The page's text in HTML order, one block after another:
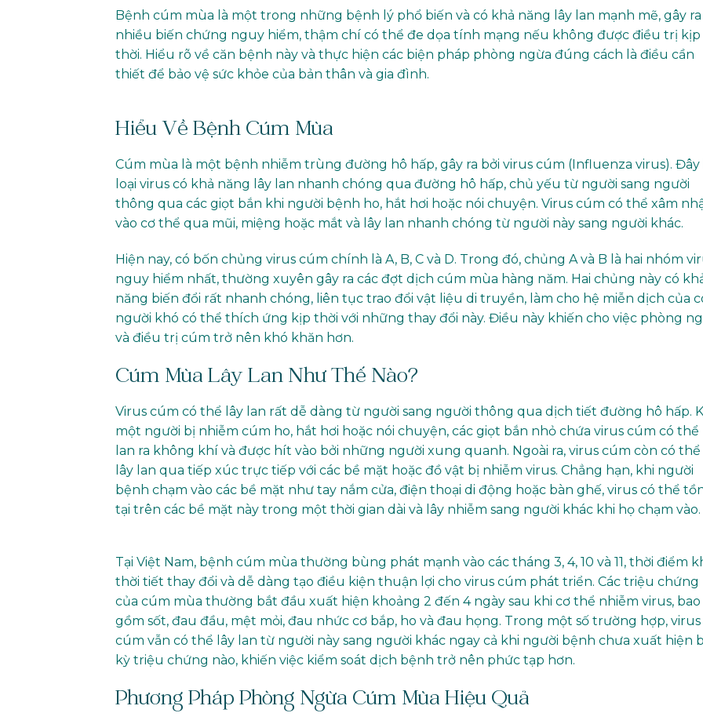
Bệnh cúm mùa là một trong những bệnh lý phổ biến và có khả năng lây lan mạnh mẽ, gây ra
nhiều biến chứng nguy hiểm, thậm chí có thể đe dọa tính mạng nếu không được điều trị kịp
thời. Hiểu rõ về căn bệnh này và thực hiện các biện pháp phòng ngừa đúng cách là điều cần
thiết để bảo vệ sức khỏe của bản thân và gia đình.
Hiểu Về Bệnh Cúm Mùa
Cúm mùa là một bệnh nhiễm trùng đường hô hấp, gây ra bởi virus cúm (Influenza virus). Đây
loại virus có khả năng lây lan nhanh chóng qua đường hô hấp, chủ yếu từ người sang người
thông qua các giọt bắn khi người bệnh ho, hắt hơi hoặc nói chuyện. Virus cúm có thể xâm
vào cơ thể qua mũi, miệng hoặc mắt và lây lan nhanh chóng từ người này sang người khác.
Hiện nay, có bốn chủng virus cúm chính là A, B, C và D. Trong đó, chủng A và B là hai nhóm
nguy hiểm nhất, thường xuyên gây ra các đợt dịch cúm mùa hàng năm. Hai chủng này có
năng biến đổi rất nhanh chóng, liên tục trao đổi vật liệu di truyền, làm cho hệ miễn dịch của
người khó có thể thích ứng kịp thời với những thay đổi này. Điều này khiến cho việc phòng
và điều trị cúm trở nên khó khăn hơn.
Cúm Mùa Lây Lan Như Thế Nào?
Virus cúm có thể lây lan rất dễ dàng từ người sang người thông qua dịch tiết đường hô hấp.
một người bị nhiễm cúm ho, hắt hơi hoặc nói chuyện, các giọt bắn nhỏ chứa virus cúm có thể
lan ra không khí và được hít vào bởi những người xung quanh. Ngoài ra, virus cúm còn có thể
lây lan qua tiếp xúc trực tiếp với các bề mặt hoặc đồ vật bị nhiễm virus. Chẳng hạn, khi người
bệnh chạm vào các bề mặt như tay nắm cửa, điện thoại di động hoặc bàn ghế, virus có thể
tại trên các bề mặt này trong một thời gian dài và lây nhiễm sang người khác khi họ chạm vào.
Tại Việt Nam, bệnh cúm mùa thường bùng phát mạnh vào các tháng 3, 4, 10 và 11, thời điểm
thời tiết thay đổi và dễ dàng tạo điều kiện thuận lợi cho virus cúm phát triển. Các triệu chứng
của cúm mùa thường bắt đầu xuất hiện khoảng 2 đến 4 ngày sau khi cơ thể nhiễm virus, bao
gồm sốt, đau đầu, mệt mỏi, đau nhức cơ bắp, ho và đau họng. Trong một số trường hợp, virus
cúm vẫn có thể lây lan từ người này sang người khác ngay cả khi người bệnh chưa xuất hiện
kỳ triệu chứng nào, khiến việc kiểm soát dịch bệnh trở nên phức tạp hơn.
Phương Pháp Phòng Ngừa Cúm Mùa Hiệu Quả